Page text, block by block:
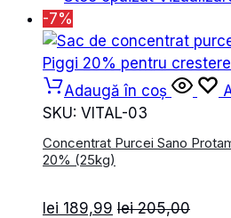
-7%
Adaugă în coș
SKU: VITAL-03
Concentrat Purcei Sano
20% (25kg)
lei 189,99 lei205,00